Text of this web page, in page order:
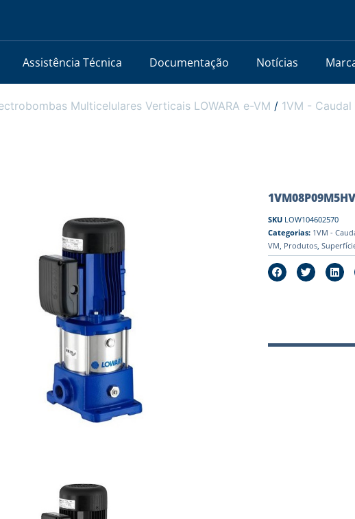
Assistência Técnica Documentação Notícias
Multicelulares Verticais LOWARA e-VM / 1VM -
SKU LOW104602570
Categorias: 1VM -
VM Produtos,